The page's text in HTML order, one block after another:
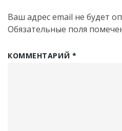
Ваш адрес email не будет
Обязательные поля
КОММЕНТАРИЙ *